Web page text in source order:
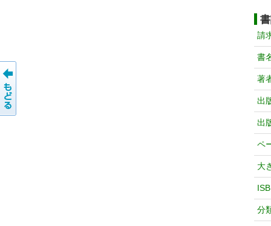
請
書
著
出
出
ペ
大
分